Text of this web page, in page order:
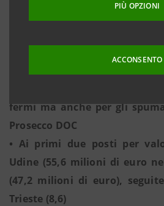
PIÙ OPZIONI
ACCONSENTO
fermi ma anche per gli
Prosecco DOC
• Ai primi due posti per
Udine (55,6 milioni di euro
(47,2 milioni di euro),
Trieste (8,6)